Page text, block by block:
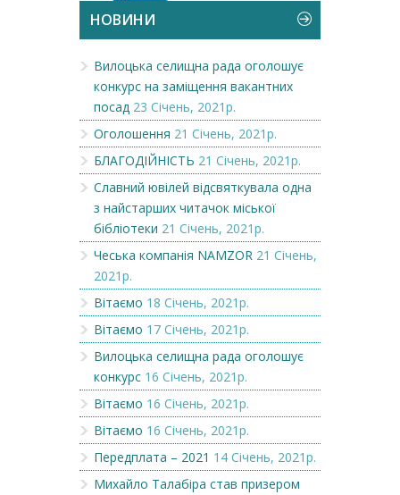
НОВИНИ
Вилоцька селищна рада оголошує
конкурс на заміщення вакантних
посад 23 Січень, 2021р.
Оголошення 21 Січень, 2021р.
БЛАГОДІЙНІСТЬ 21 Січень, 2021р.
Славний ювілей відсвяткувала одна
з найстарших читачок міської
бібліотеки 21 Січень, 2021р.
Чеська компанія NAMZOR 21 Січень,
2021р.
Вітаємо 18 Січень, 2021р.
Вітаємо 17 Січень, 2021р.
Вилоцька селищна рада оголошує
конкурс 16 Січень, 2021р.
Вітаємо 16 Січень, 2021р.
Вітаємо 16 Січень, 2021р.
Передплата – 2021 14 Січень, 2021р.
Михайло Талабіра став призером